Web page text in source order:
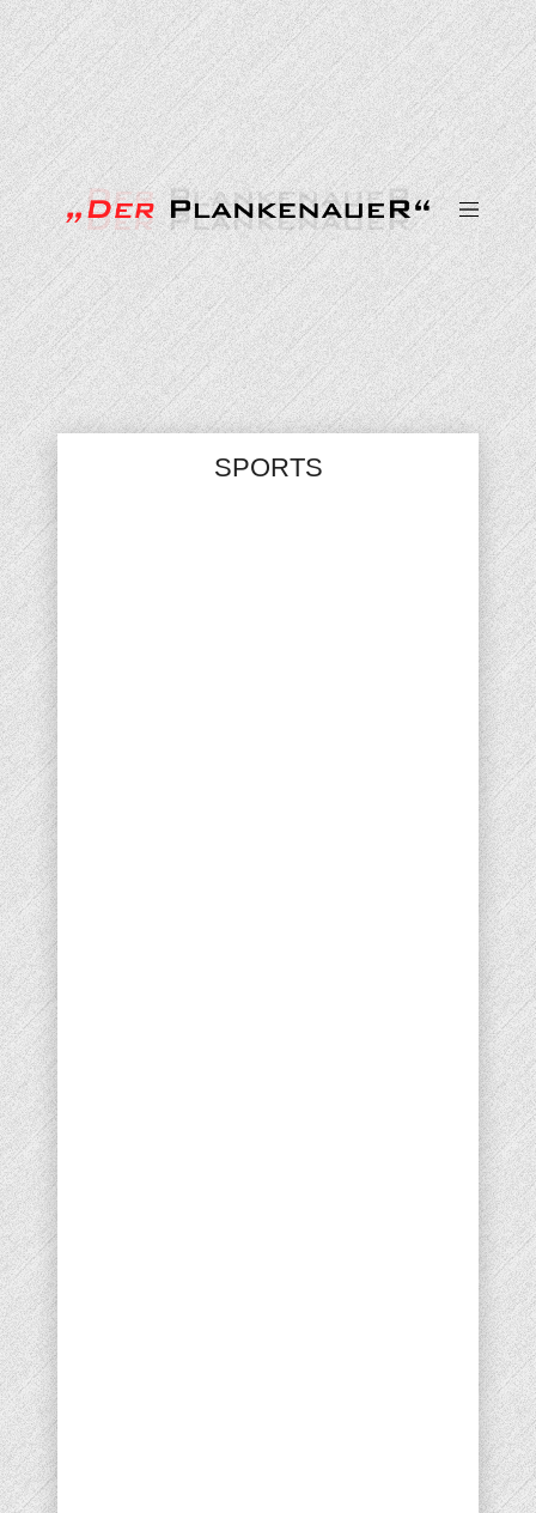
SPORTS